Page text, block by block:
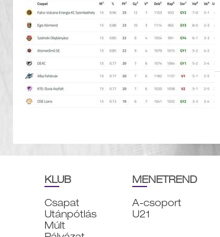
KLUB
Csapat
Utánpótlás
Múlt
MENETREND
A-csoport
U21